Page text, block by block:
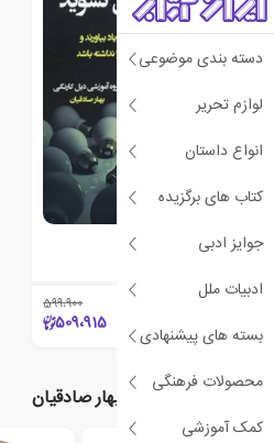
دسته بندی موضوعی
لوازم تحریر
انواع داستان
کتاب های برگزیده
جوایز ادبی
ادبیات ملل
بسته های پیشنهادی
محصولات فرهنگی
کمک آموزشی
هرگز فراموش نشوید
599،900
509،915
نویسندگان مرتبط با بهار صادقیان